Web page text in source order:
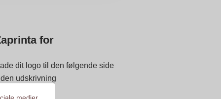
for
dit logo til den følgende side
udskrivning
medier